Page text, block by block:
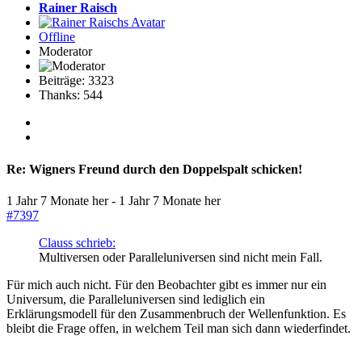
Rainer Raisch
Offline
Moderator
Beiträge: 3323
Thanks: 544
Re: Wigners Freund durch den Doppelspalt schicken!
1 Jahr 7 Monate her- 1 Jahr 7 Monate her
#7397
Clauss schrieb:
Multiversen oder Paralleluniversen sind nicht mein Fall.
Für mich auch nicht. Für den Beobachter gibt es immer nur ein
Universum, die Paralleluniversen sind lediglich ein
Erklärungsmodell für den Zusammenbruch der Wellenfunktion. Es
bleibt die Frage offen, in welchem Teil man sich dann wiederfindet.